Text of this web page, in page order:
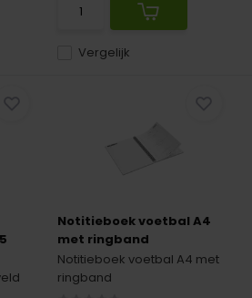
Vergelijk
Notitieboek voetbal A4
met ringband
Notitieboek voetbal A4 met
ringband